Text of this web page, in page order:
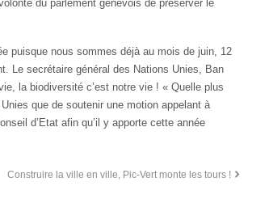
du parlement genevois de préserver le
puisque nous sommes déjà au mois de juin, 12
Le secrétaire général des Nations Unies, Ban
la biodiversité c’est notre vie ! « Quelle plus
que de soutenir une motion appelant à
d’Etat afin qu’il y apporte cette année
Construire la ville en ville, Pic-Vert monte les tours !